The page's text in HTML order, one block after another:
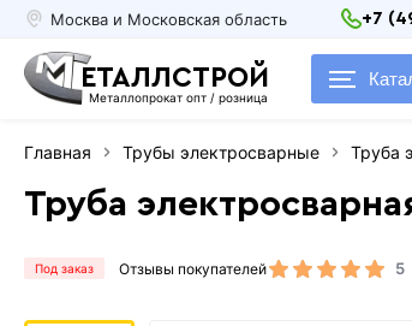
Москва и Московская область +7
ЕТАЛЛСТРОЙ
Металлопрокат опт / розница
Главная Трубы электросварные Труба
Труба
Под заказ Отзывы покупателей 5